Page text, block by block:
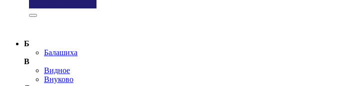
Б
Балашиха
В
Видное
Внуково